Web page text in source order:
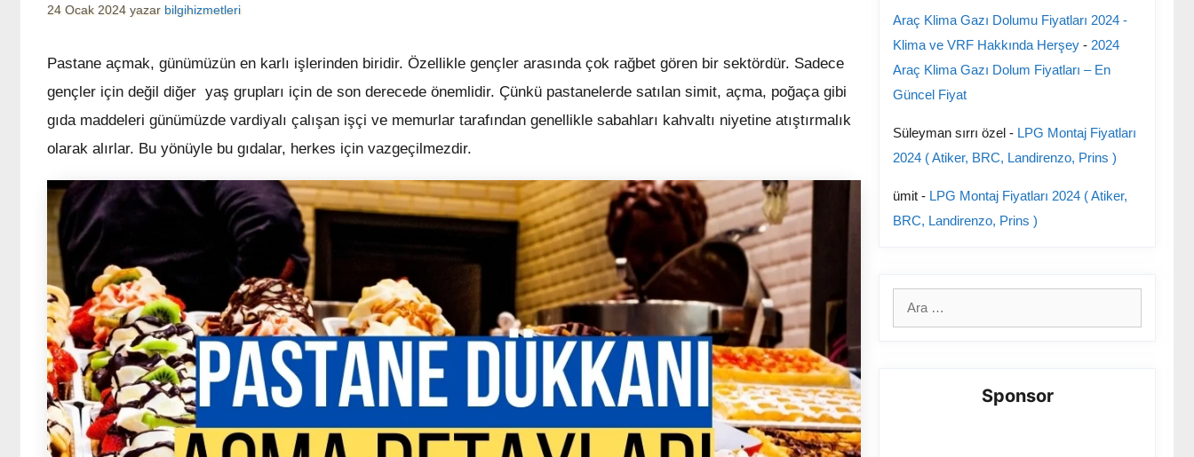
24 Ocak 2024 yazar bilgihizmetleri
Pastane açmak, günümüzün en karlı işlerinden biridir. Özellikle gençler arasında çok rağbet gören bir sektördür. Sadece
gençler için değil diğer yaş grupları için de son derecede önemlidir. Çünkü pastanelerde satılan simit, açma, poğaça gibi
gıda maddeleri günümüzde vardiyalı çalışan işçi ve memurlar tarafından genellikle sabahları kahvaltı niyetine atıştırmalık
olarak alırlar. Bu yönüyle bu gıdalar, herkes için vazgeçilmezdir.
Araç Klima Gazı Dolumu Fiyatları 2024 -
Klima ve VRF Hakkında Herşey - 2024
Araç Klima Gazı Dolum Fiyatları – En
Güncel Fiyat
Süleyman sırrı özel - LPG Montaj Fiyatları
2024 ( Atiker, BRC, Landirenzo, Prins )
ümit - LPG Montaj Fiyatları 2024 ( Atiker,
BRC, Landirenzo, Prins )
için
ara
Sponsor